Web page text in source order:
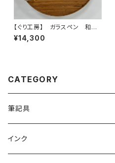
【ぐり工房】 ガラスペン 和ス
イーツ（抹茶）
¥14,300
CATEGORY
筆記具
ガラスペン
インク